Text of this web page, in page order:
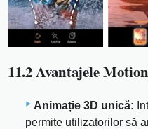
11.2 Avantajele
Animație 3D unică:
permite utilizatorilor să